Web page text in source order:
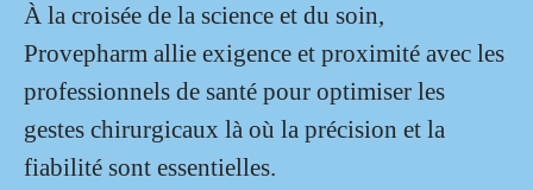
À la croisée de la science et du soin,
Provepharm allie exigence et proximité avec les
professionnels de santé pour optimiser les
gestes chirurgicaux là où la précision et la
fiabilité sont essentielles.